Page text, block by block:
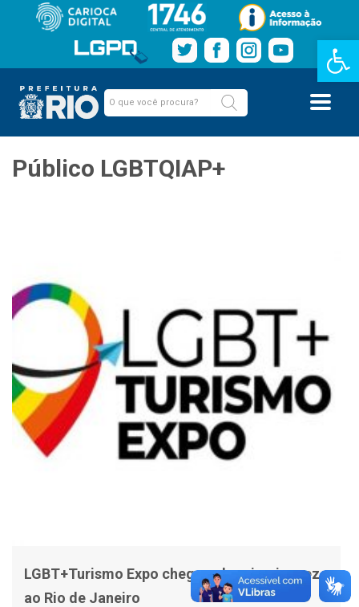
Barra de
Público LGBTQIAP+
LGBT+Turismo Expo chega pela primeira vez
ao Rio de Janeiro